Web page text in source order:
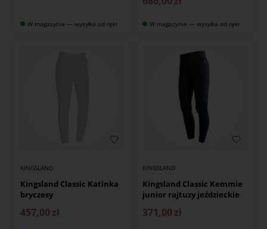
W magazynie — wysyłka od ręki W magazynie — wysyłka od ręki
KINGSLAND
Kingsland Classic Katinka
bryczesy
457,00 zł
KINGSLAND
Kingsland Classic Kemmie
junior rajtuzy jeździeckie
371,00 zł